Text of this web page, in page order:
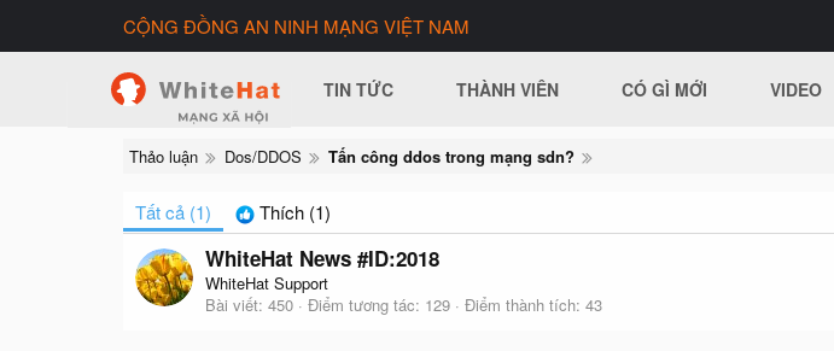
CỘNG ĐỒNG AN NINH MẠNG VIỆT NAM
TIN TỨC THÀNH VIÊN CÓ GÌ MỚI VIDEO
Thảo luận Dos/DDOS Tấn công ddos trong mạng sdn?
Tất cả (1) Thích (1)
WhiteHat News #ID:2018
WhiteHat Support
Bài viết 450 Điểm tương tác 129 Điểm thành tích 43